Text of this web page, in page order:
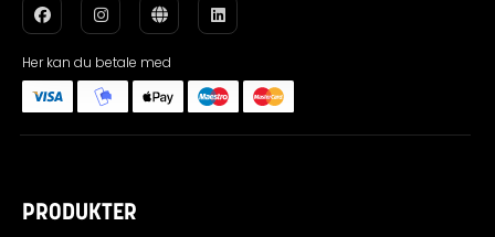
Her kan du betale med
PRODUKTER